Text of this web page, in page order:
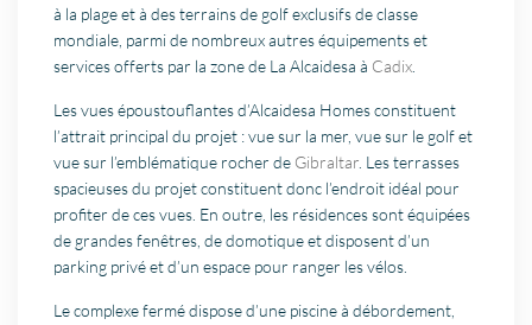
à la plage et à des terrains de golf exclusifs de classe
mondiale, parmi de nombreux autres équipements et
services offerts par la zone de La Alcaidesa à Cadix
Les vues époustouflantes d’Alcaidesa Homes constituent
l’attrait principal du projet : vue sur la mer, vue sur le golf et
vue sur l’emblématique rocher de Gibraltar . Les terrasses
spacieuses du projet constituent donc l’endroit idéal pour
profiter de ces vues. En outre, les résidences sont équipées
de grandes fenêtres, de domotique et disposent d’un
parking privé et d’un espace pour ranger les vélos.
Le complexe fermé dispose d’une piscine à débordement,